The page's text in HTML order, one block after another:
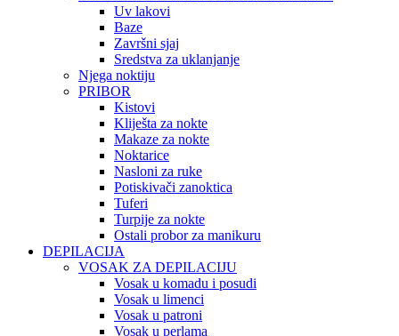
Uv lakovi
Baze
Završni sjaj
Sredstva za uklanjanje
Njega noktiju
PRIBOR
Kistovi
Kliješta za nokte
Makaze za nokte
Noktarice
Nasloni za ruke
Potiskivači zanoktica
Tuferi
Turpije za nokte
Ostali probor za manikuru
DEPILACIJA
VOSAK ZA DEPILACIJU
Vosak u komadu i posudi
Vosak u limenci
Vosak u patroni
Vosak u perlama